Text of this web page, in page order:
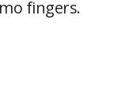
fingers.